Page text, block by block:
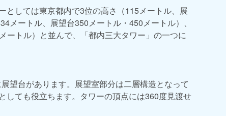
としては東京都内で3位の高さ（115メートル、展
メートル、展望台350メートル・450メートル）、
ートル）と並んで、「都内三大タワー」の一つに
望台があります。展望室部分は二層構造となって
しても役立ちます。タワーの頂点には360度見渡せ